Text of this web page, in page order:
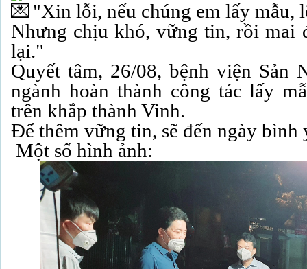
"Xin lỗi, nếu chúng em lấy mẫu,
Nhưng chịu khó, vững tin, rồi mai
lại."
Quyết tâm, 26/08, bệnh viện Sản
ngành hoàn thành công tác lấy
trên khắp thành Vinh.
Để thêm vững tin, sẽ đến ngày bình
Một số hình ảnh: